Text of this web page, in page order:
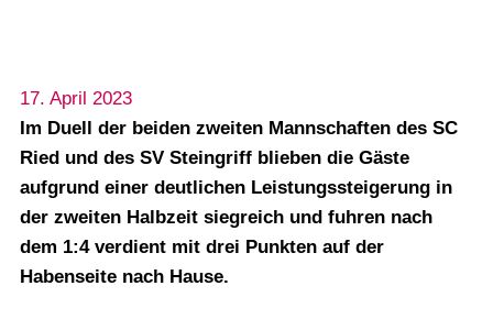
17. April 2023
Im Duell der beiden zweiten Mannschaften des SC
Ried und des SV Steingriff blieben die Gäste
aufgrund einer deutlichen Leistungssteigerung in
der zweiten Halbzeit siegreich und fuhren nach
dem 1:4 verdient mit drei Punkten auf der
Habenseite nach Hause.